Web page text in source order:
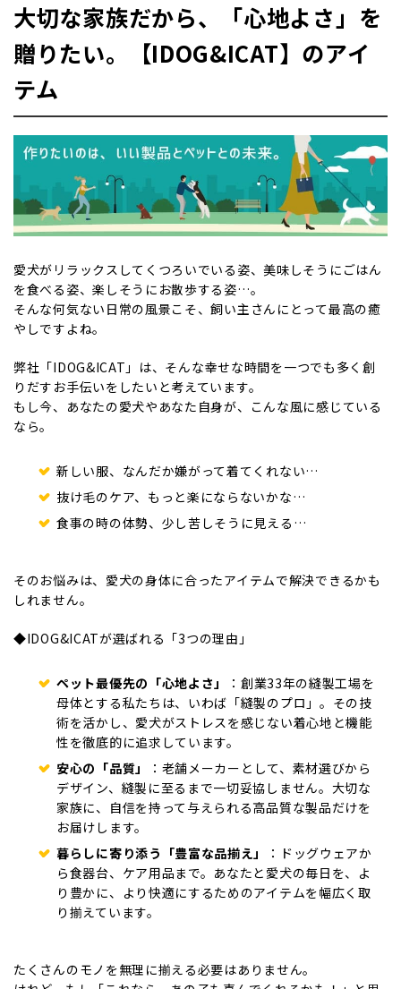
大切な家族だから、「心地よさ」を
贈りたい。【IDOG&ICAT】のアイ
テム
愛犬がリラックスしてくつろいでいる姿、美味しそうにごはん
を食べる姿、楽しそうにお散歩する姿…。
そんな何気ない日常の風景こそ、飼い主さんにとって最高の癒
やしですよね。
弊社「IDOG&ICAT」は、そんな幸せな時間を一つでも多く創
りだすお手伝いをしたいと考えています。
もし今、あなたの愛犬やあなた自身が、こんな風に感じている
なら。
新しい服、なんだか嫌がって着てくれない…
抜け毛のケア、もっと楽にならないかな…
食事の時の体勢、少し苦しそうに見える…
そのお悩みは、愛犬の身体に合ったアイテムで解決できるかも
しれません。
◆IDOG&ICATが選ばれる「3つの理由」
ペット最優先の「心地よさ」
：創業33年の縫製工場を
母体とする私たちは、いわば「縫製のプロ」。その技
術を活かし、愛犬がストレスを感じない着心地と機能
性を徹底的に追求しています。
安心の「品質」
：老舗メーカーとして、素材選びから
デザイン、縫製に至るまで一切妥協しません。大切な
家族に、自信を持って与えられる高品質な製品だけを
お届けします。
暮らしに寄り添う「豊富な品揃え」
：ドッグウェアか
ら食器台、ケア用品まで。あなたと愛犬の毎日を、よ
り豊かに、より快適にするためのアイテムを幅広く取
り揃えています。
たくさんのモノを無理に揃える必要はありません。